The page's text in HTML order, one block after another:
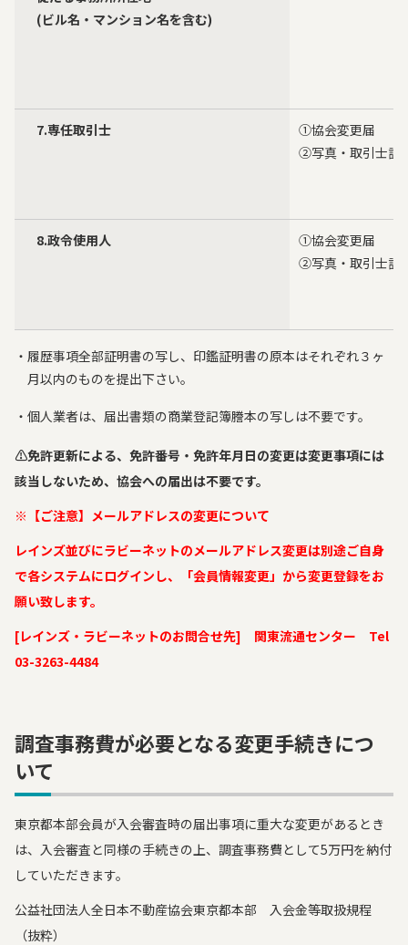
(ビル名・マンション名を含む)
7.専任取引士
①協会変更届
②写真・取引士証
8.政令使用人
①協会変更届
②写真・取引士証
履歴事項全部証明書の写し、印鑑証明書の原本はそれぞれ３ヶ
月以内のものを提出下さい。
個人業者は、届出書類の商業登記簿謄本の写しは不要です。
⚠免許更新による、免許番号・免許年月日の変更は変更事項には
該当しないため、協会への届出は不要です。
※【ご注意】メールアドレスの変更について
レインズ並びにラビーネットのメールアドレス変更は別途ご自身
で各システムにログインし、「会員情報変更」から変更登録をお
願い致します。
[レインズ・ラビーネットのお問合せ先] 関東流通センター Tel
03-3263-4484
調査事務費が必要となる変更手続きにつ
いて
東京都本部会員が入会審査時の届出事項に重大な変更があるとき
は、入会審査と同様の手続きの上、調査事務費として5万円を納付
していただきます。
公益社団法人全日本不動産協会東京都本部 入会金等取扱規程
（抜粋）